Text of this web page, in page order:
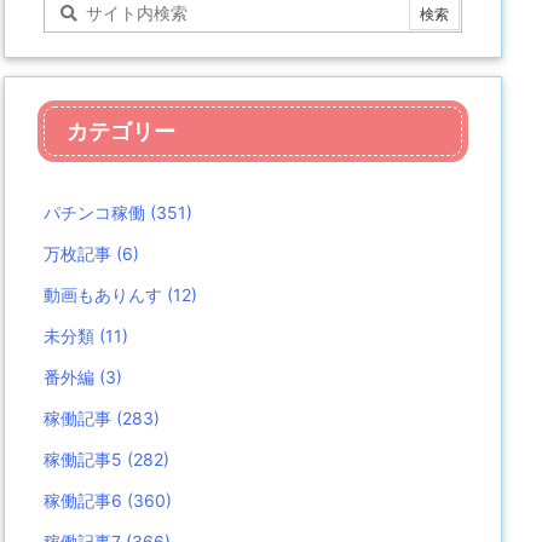
カテゴリー
パチンコ稼働 (351)
万枚記事 (6)
動画もありんす (12)
未分類 (11)
番外編 (3)
稼働記事 (283)
稼働記事5 (282)
稼働記事6 (360)